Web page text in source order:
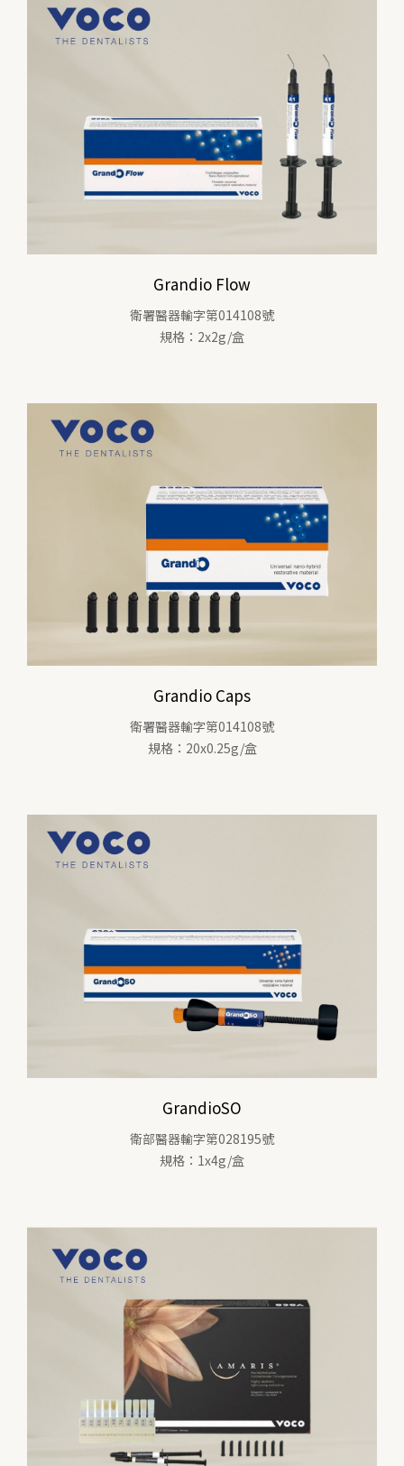
Grandio Flow
衛署醫器輸字第014108號
規格：2x2g/盒
Grandio Caps
衛署醫器輸字第014108號
規格：20x0.25g/盒
GrandioSO
衛部醫器輸字第028195號
規格：1x4g/盒